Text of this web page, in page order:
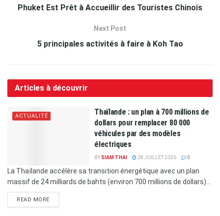
Phuket Est Prêt à Accueillir des Touristes Chinois
Next Post
5 principales activités à faire à Koh Tao
Articles à découvrir
ACTUALITÉ
Thaïlande : un plan à 700 millions de
dollars pour remplacer 80 000
véhicules par des modèles
électriques
BYSIAM THAI 28 JUILLET 2026 0
La Thaïlande accélère sa transition énergétique avec un plan
massif de 24 milliards de bahts (environ 700 millions de dollars)...
READ MORE